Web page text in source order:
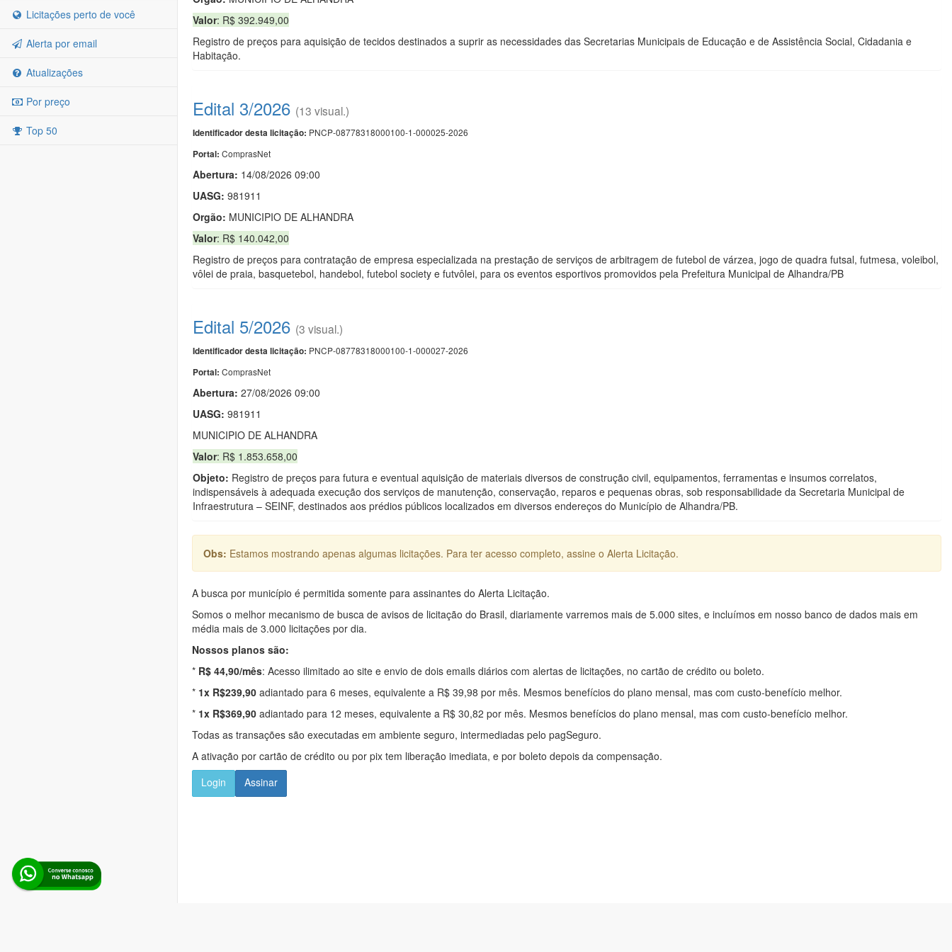
Licitações perto de você
Alerta por email
Atualizações
Por preço
Top 50
Valor: R$ 392.949,00
Registro de preços para aquisição de tecidos destinados a suprir as necessidades das Secretarias Municipais de Educação e de Assistência Social, Cidadania e
Habitação.
Edital 3/2026 (13 visual.)
Identificador desta licitação: PNCP-08778318000100-1-000025-2026
Portal: ComprasNet
Abertura: 14/08/2026 09:00
UASG: 981911
Orgão: MUNICIPIO DE ALHANDRA
Valor: R$ 140.042,00
Registro de preços para contratação de empresa especializada na prestação de serviços de arbitragem de futebol de várzea, jogo de quadra futsal, futmesa, voleibol,
vôlei de praia, basquetebol, handebol, futebol society e futvôlei, para os eventos esportivos promovidos pela Prefeitura Municipal de Alhandra/PB
Edital 5/2026 (3 visual.)
Identificador desta licitação: PNCP-08778318000100-1-000027-2026
Portal: ComprasNet
Abertura: 27/08/2026 09:00
UASG: 981911
MUNICIPIO DE ALHANDRA
Valor: R$ 1.853.658,00
Objeto: Registro de preços para futura e eventual aquisição de materiais diversos de construção civil, equipamentos, ferramentas e insumos correlatos,
indispensáveis à adequada execução dos serviços de manutenção, conservação, reparos e pequenas obras, sob responsabilidade da Secretaria Municipal de
Infraestrutura – SEINF, destinados aos prédios públicos localizados em diversos endereços do Município de Alhandra/PB.
Obs: Estamos mostrando apenas algumas licitações. Para ter acesso completo, assine o Alerta Licitação.
A busca por município é permitida somente para assinantes do Alerta Licitação.
Somos o melhor mecanismo de busca de avisos de licitação do Brasil, diariamente varremos mais de 5.000 sites, e incluímos em nosso banco de dados mais em
média mais de 3.000 licitações por dia.
Nossos planos são:
* R$ 44,90/mês: Acesso ilimitado ao site e envio de dois emails diários com alertas de licitações, no cartão de crédito ou boleto.
* 1x R$239,90 adiantado para 6 meses, equivalente a R$ 39,98 por mês. Mesmos benefícios do plano mensal, mas com custo-benefício melhor.
* 1x R$369,90 adiantado para 12 meses, equivalente a R$ 30,82 por mês. Mesmos benefícios do plano mensal, mas com custo-benefício melhor.
Todas as transações são executadas em ambiente seguro, intermediadas pelo pagSeguro.
A ativação por cartão de crédito ou por pix tem liberação imediata, e por boleto depois da compensação.
Login
Assinar